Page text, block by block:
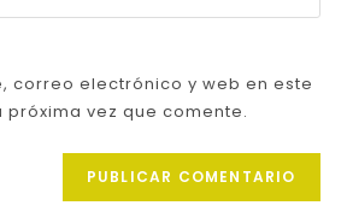
correo electrónico y web en este
vez que comente.